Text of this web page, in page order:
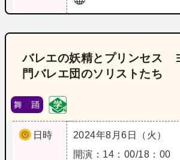
バレエの妖精とプリンセス
門バレエ団のソリストたち
舞 踊
日時
2024年8月6日（火）
開演：14：00/18：00